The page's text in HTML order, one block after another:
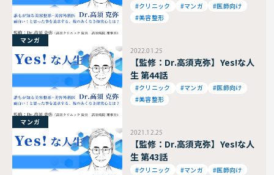
#クリニック #マンガ
#医師向け
#美容整形
マンガ
2022.01.25
【監修：Dr.高須克弥】Yes!な人
生 第44話
#クリニック #マンガ
#医師向け
#美容整形
マンガ
2021.12.25
【監修：Dr.高須克弥】Yes!な人
生 第43話
#クリニック #マンガ
#医師向け